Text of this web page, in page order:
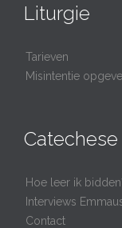
Liturgie
Tarieven
Misintentie
Catechese
Hoe leer ik
Interviews
Contact